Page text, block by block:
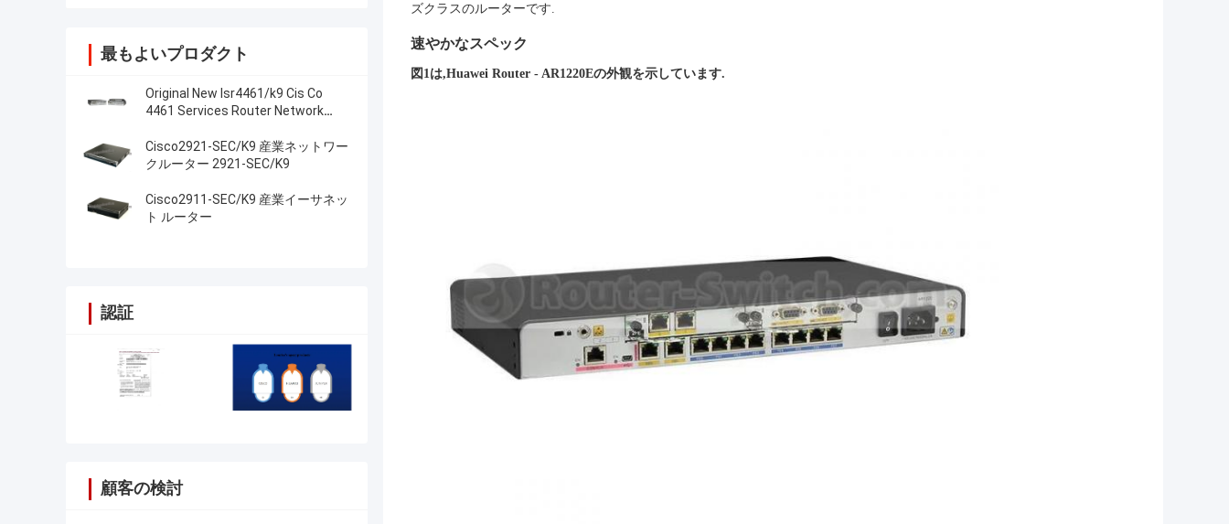
最もよいプロダクト
Original New Isr4461/k9 Cis Co
4461 Services Router Network
Cisco2921-SEC/K9 産業ネットワー
クルーター 2921-SEC/K9
Cisco2911-SEC/K9 産業イーサネッ
ト ルーター
認証
顧客の検討
ズクラスのルーターです.
速やかなスペック
図1は,Huawei Router - AR1220Eの外観を示しています.